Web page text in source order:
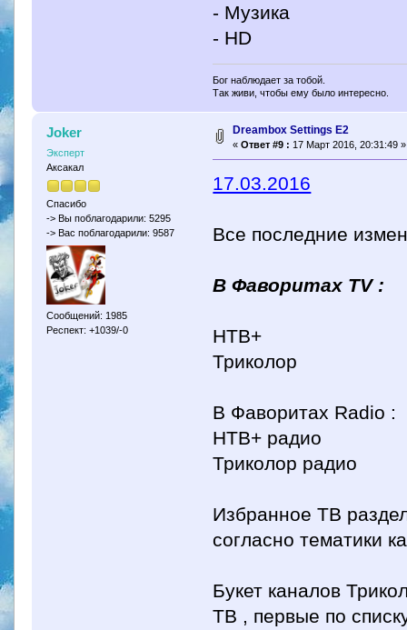
- Музика
- HD
Бог наблюдает за тобой.
Так живи, чтобы ему было интересно.
Joker
Эксперт
Аксакал
Спасибо
-> Вы поблагодарили: 5295
-> Вас поблагодарили: 9587
Сообщений: 1985
Респект: +1039/-0
Dreambox Settings E2
« Ответ #9 : 17 Март 2016, 20:31:49 »
17.03.2016
Все последние
В Фаворитах TV :
НТВ+
Триколор
В Фаворитах Radio :
НТВ+ радио
Триколор радио
Избранное ТВ
согласно тематики
Букет каналов
ТВ , первые по